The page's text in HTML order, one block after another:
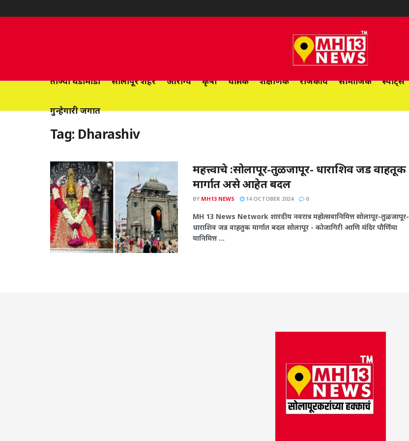
ताज्या घडामोडी सोलापूर शहर आरोग्य कृषी धार्मिक शैक्षणिक राजकीय सामाजिक स्पोर्ट्स
गुन्हेगारी जगात
Tag: Dharashiv
महत्त्वाचे :सोलापूर-तुळजापूर- धाराशिव जड वाहतूक
मार्गात असे आहेत बदल
BY MH13 NEWS 14 OCTOBER 2024 0
MH 13 News Network शारदीय नवरात्र महोत्सवानिमित्त सोलापूर-तुळजापूर-
धाराशिव जड वाहतुक मार्गात बदल सोलापूर - कोजागिरी आणि मंदिर पौर्णिमा
यानिमित्त ...